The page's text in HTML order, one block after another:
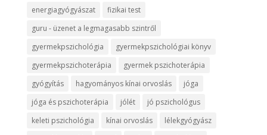
energiagyógyászat
fizikai test
guru - üzenet a legmagasabb szintről
gyermekpszichológia
gyermekpszichológiai könyv
gyermekpszichoterápia
gyermek pszichoterápia
gyógyítás
hagyományos kínai orvoslás
jóga
jóga és pszichoterápia
jólét
jó pszichológus
keleti pszichológia
kínai orvoslás
lélekgyógyász